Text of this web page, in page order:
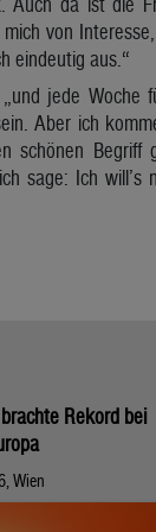
von
eindeutig aus.“
jede Woche
Aber ich
schönen Begriff
sage: Ich will’s
Rekord bei
Wien